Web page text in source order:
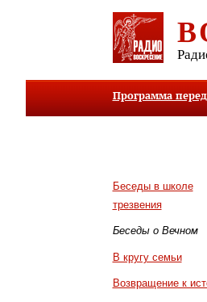
Программа
Беседы в школе
трезвения
Беседы о Вечном
В кругу семьи
Возвращение к